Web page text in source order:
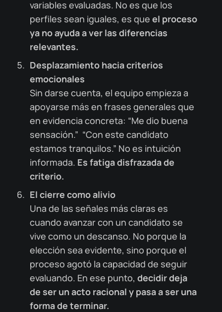
variables evaluadas. No es que los
perfiles sean iguales, es que el proceso
ya no ayuda a ver las diferencias
relevantes.
Desplazamiento hacia criterios
emocionales
Sin darse cuenta, el equipo empieza a
apoyarse más en frases generales que
en evidencia concreta: “Me dio buena
sensación.” “Con este candidato
estamos tranquilos.” No es intuición
informada. Es fatiga disfrazada de
criterio.
El cierre como alivio
Una de las señales más claras es
cuando avanzar con un candidato se
vive como un descanso. No porque la
elección sea evidente, sino porque el
proceso agotó la capacidad de seguir
evaluando. En ese punto, decidir deja
de ser un acto racional y pasa a ser una
forma de terminar.